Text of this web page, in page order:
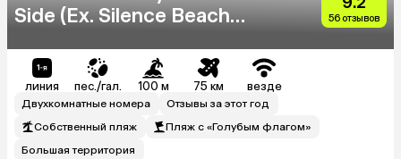
Side (Ex. Silence Beach
56 отзывов
линия пес./гал. 100 м 75 км везде
Двухкомнатные номера
Отзывы за этот год
Собственный пляж
Пляж с «Голубым флагом»
Большая территория